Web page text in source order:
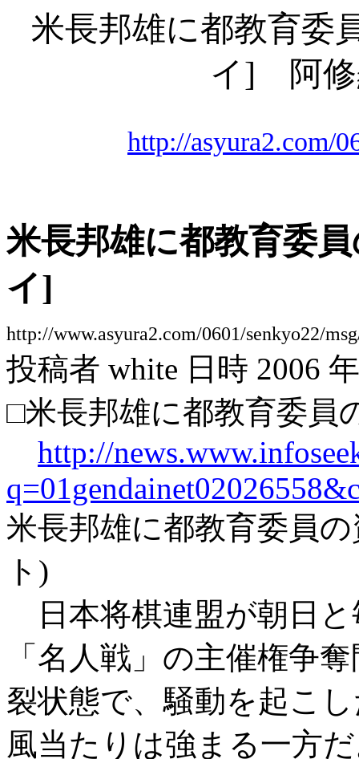
米長邦雄に都教育
イ] 阿修
http://asyura2.com/
米長邦雄に都教育委
イ]
http://www.asyura2.com/0601/senkyo22/
投稿者 white 日時 2006
□米長邦雄に都教育委
http://
米長邦雄に都教育委員
ト)
日本将棋連盟が朝日
「名人戦」の主催権争
裂状態で、騒動を起こ
風当たりは強まる一方